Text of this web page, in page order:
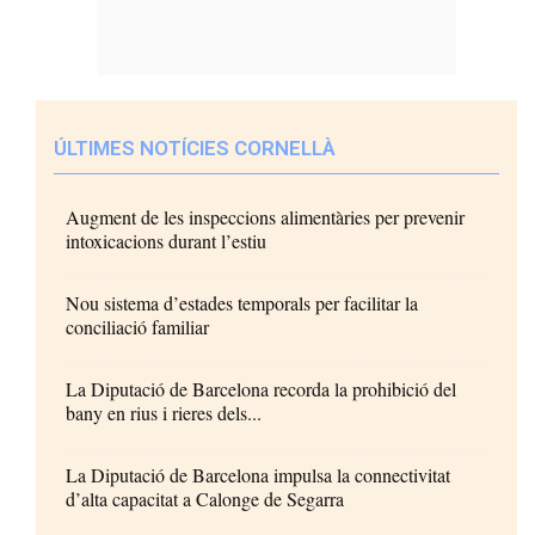
ÚLTIMES NOTÍCIES CORNELLÀ
Augment de les inspeccions alimentàries per prevenir
intoxicacions durant l’estiu
Nou sistema d’estades temporals per facilitar la
conciliació familiar
La Diputació de Barcelona recorda la prohibició del
bany en rius i rieres dels...
La Diputació de Barcelona impulsa la connectivitat
d’alta capacitat a Calonge de Segarra